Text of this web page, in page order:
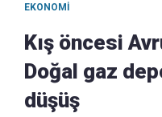
EKONOMI
Kış öncesi
Doğal gaz
düşüş